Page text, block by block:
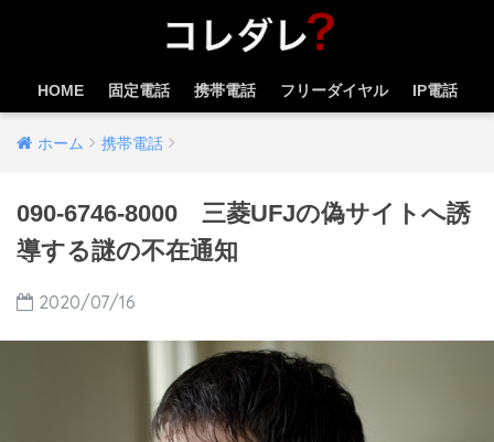
HOME 固定電話 携帯電話 フリーダイヤル IP電話
ホーム 携帯電話
090-6746-8000 三菱UFJの偽サイトへ誘
導する謎の不在通知
2020/07/16